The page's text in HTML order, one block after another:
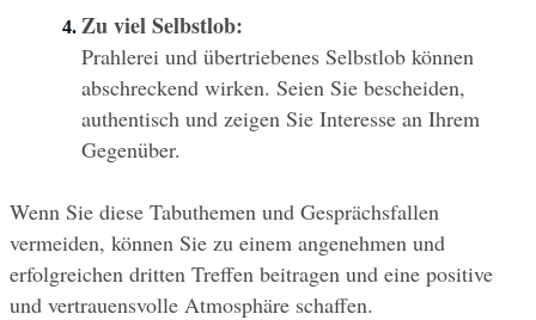
Zu viel Selbstlob:
Prahlerei und übertriebenes Selbstlob können
abschreckend wirken. Seien Sie bescheiden,
authentisch und zeigen Sie Interesse an Ihrem
Gegenüber.
Wenn Sie diese Tabuthemen und Gesprächsfallen
vermeiden, können Sie zu einem angenehmen und
erfolgreichen dritten Treffen beitragen und eine positive
und vertrauensvolle Atmosphäre schaffen.